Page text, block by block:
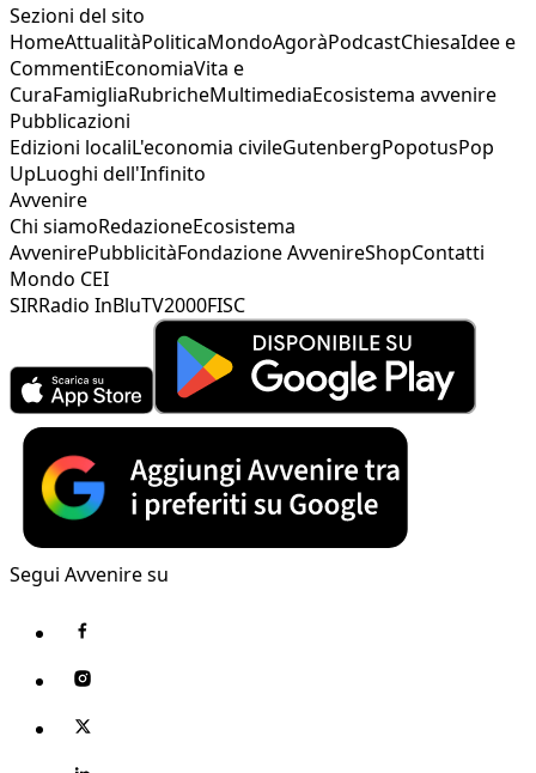
Sezioni del sito
HomeAttualitàPoliticaMondoAgoràPodcastChiesaIdee e
CommentiEconomiaVita e
CuraFamigliaRubricheMultimediaEcosistema avvenire
Pubblicazioni
Edizioni localiL'economia civileGutenbergPopotusPop
UpLuoghi dell'Infinito
Avvenire
Chi siamoRedazioneEcosistema
AvvenirePubblicitàFondazione AvvenireShopContatti
Mondo CEI
SIRRadio InBluTV2000FISC
Segui Avvenire su